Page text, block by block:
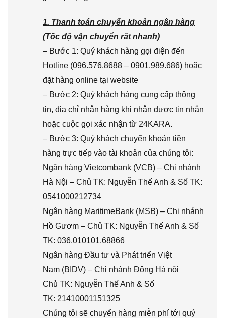
1. Thanh toán chuyển khoản ngân hàng
(Tốc độ vận chuyển rất nhanh)
– Bước 1: Quý khách hàng gọi điện đến
Hotline (096.576.8688 – 0901.989.686) hoặc
đặt hàng online tại website
– Bước 2: Quý khách hàng cung cấp thông
tin, địa chỉ nhận hàng khi nhận được tin nhắn
hoặc cuộc gọi xác nhận từ 24KARA.
– Bước 3: Quý khách chuyển khoản tiền
hàng trực tiếp vào tài khoản của chúng tôi:
Ngân hàng Vietcombank (VCB) – Chi nhánh
Hà Nội – Chủ TK: Nguyễn Thế Anh & Số TK:
0541000212734
Ngân hàng MaritimeBank (MSB) – Chi nhánh
Hồ Gươm – Chủ TK: Nguyễn Thế Anh & Số
TK: 036.010101.68866
Ngân hàng Đầu tư và Phát triển Việt
Nam (BIDV) – Chi nhánh Đông Hà nội
Chủ TK: Nguyễn Thế Anh & Số
TK: 21410001151325
Chúng tôi sẽ chuyển hàng miễn phí tới quý